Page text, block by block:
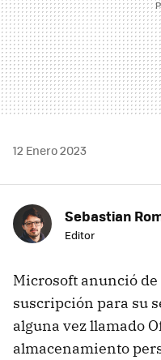
12 Enero 2023
Sebastian
Editor
Microsoft anunció
suscripción para su
alguna vez llamado
almacenamiento